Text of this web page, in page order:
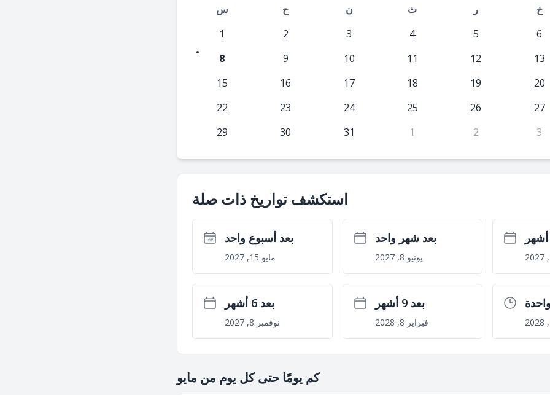
س ح ن ث ر
خ
1
2 3 4 5
6
8
9 10 11 12
13
15
16 17 18 19
20
22
23 24 25 26
27
29
30 31 1 2 3
استكشف تواريخ ذات صلة
بعد أسبوع واحد
مايو 15, 2027
بعد شهر واحد
يونيو 8, 2027
بعد 6 أشهر
نوفمبر 8, 2027
بعد 9 أشهر
فبراير 8, 2028
كم يومًا حتى كل يوم من مايو